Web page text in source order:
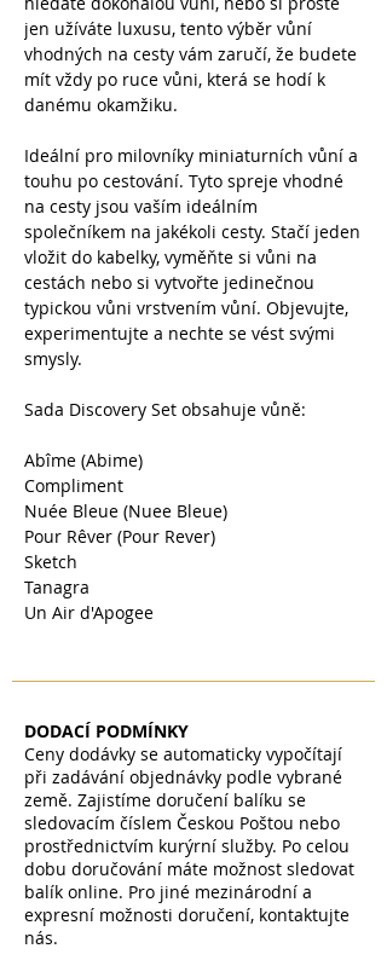
jen užíváte luxusu, tento výběr vůní
vhodných na cesty vám zaručí, že budete
mít vždy po ruce vůni, která se hodí k
danému okamžiku.
Ideální pro milovníky miniaturních vůní a
touhu po cestování. Tyto spreje vhodné
na cesty jsou vaším ideálním
společníkem na jakékoli cesty. Stačí jeden
vložit do kabelky, vyměňte si vůni na
cestách nebo si vytvořte jedinečnou
typickou vůni vrstvením vůní. Objevujte,
experimentujte a nechte se vést svými
smysly.
Sada Discovery Set obsahuje vůně:
Abîme (Abime)
Compliment
Nuée Bleue (Nuee Bleue)
Pour Rêver (Pour Rever)
Sketch
Tanagra
Un Air d'Apogee
DODACÍ PODMÍNKY
Ceny dodávky se automaticky vypočítají
při zadávání objednávky podle vybrané
země. Zajistíme doručení balíku se
sledovacím číslem Českou Poštou nebo
prostřednictvím kurýrní služby. Po celou
dobu doručování máte možnost sledovat
balík online. Pro jiné mezinárodní a
expresní možnosti doručení, kontaktujte
nás.